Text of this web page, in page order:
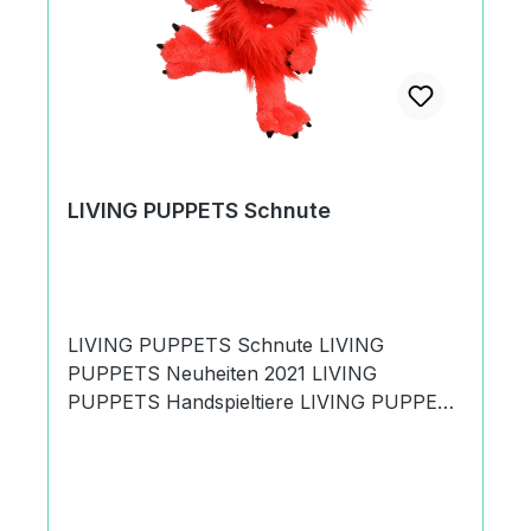
Körber Chaussee21033 Hamburg,
Deutschland+49 (0) 40 735 85
09office@living-puppets.de
LIVING PUPPETS Schnute
LIVING PUPPETS Schnute LIVING
PUPPETS Neuheiten 2021 LIVING
PUPPETS Handspieltiere LIVING PUPPETS